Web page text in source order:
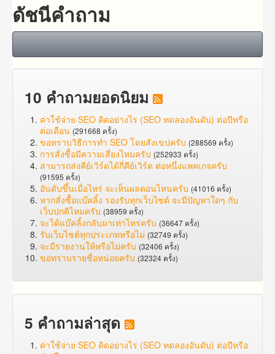
ดัชนีคำถาม
10 คำถามยอดนิยม
ค่าใช้จ่าย SEO คิดอย่างไร (SEO ทดลองอันดับ) ต่อปีหรือ
ต่อเดือน (291668 ครั้ง)
ขอทราบวิธีการทำ SEO โดยสังเขปครับ (288569 ครั้ง)
การสั่งซื้อมีความเสี่ยงไหมครับ (252933 ครั้ง)
สามารถส่งคีย์เวิร์ดได้กี่คีย์เวิร์ด ต่อหนึ่งแพคเกจครับ
(91595 ครั้ง)
อันดับขึ้นเมื่อไหร่ จะเห็นผลตอนไหนครับ (41016 ครั้ง)
หากสั่งซื้อแบ๊คลิ้ง รองรับทุกเว็บไซต์ จะมีปัญหาใดๆ กับ
เว็บปกติไหมครับ (38959 ครั้ง)
จะได้แบ๊คลิ้งกลับมาเท่าไหร่ครับ (36647 ครั้ง)
รับเว็บไซต์ทุกประเภทหรือไม่ (32749 ครั้ง)
จะมีรายงานให้หรือไม่ครับ (32406 ครั้ง)
ขอทราบรายชื่อหน่อยครับ (32324 ครั้ง)
5 คำถามล่าสุด
ค่าใช้จ่าย SEO คิดอย่างไร (SEO ทดลองอันดับ) ต่อปีหรือ